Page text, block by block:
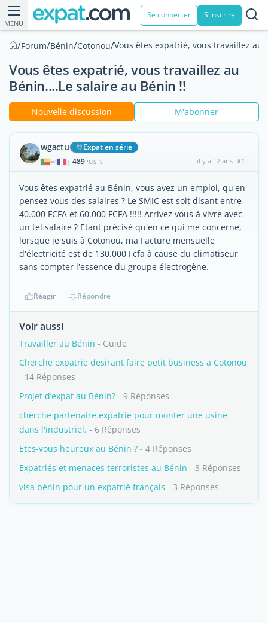
MENU
Se connecter S'inscrire
/Forum/Bénin/Cotonou/Vous êtes expatrié, vous travaillez au
Vous êtes expatrié, vous travaillez au
Bénin....Le salaire au Bénin !!
Nouvelle discussion M'abonner
wgactu Expat en série
| 489POSTS il y a 12 ans #1
Vous êtes expatrié au Bénin, vous avez un emploi, qu'en
pensez vous des salaires ? Le SMIC est soit disant entre
40.000 FCFA et 60.000 FCFA !!!!! Arrivez vous à vivre avec
un tel salaire ? Etant précisé qu'en ce qui me concerne,
lorsque je suis à Cotonou, ma Facture mensuelle
d'électricité est de 130.000 Fcfa à cause du climatiseur
sans compter l'essence du groupe électrogène.
Réagir Répondre
Voir aussi
Travailler au Bénin - Guide
Cherche expatrie desirant faire petit business a Cotonou
- 14 Réponses
Projet d’expat au Bénin? - 9 Réponses
cherche partenaire expatrie pour monter une usine
dans l'industriel. - 6 Réponses
Etes-vous heureux au Bénin ? - 4 Réponses
Expatriés et menaces terroristes au Bénin - 3 Réponses
visa bénin pour un expatrié français - 3 Réponses